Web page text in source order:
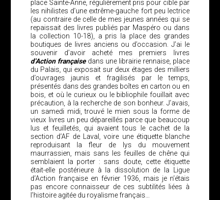
place Sainte-Anne, régulièrement pris pour cible par
les nihilistes d’une extrême-gauche fort peu lectrice
(au contraire de celle de mes jeunes années qui se
repaissait des livres publiés par Maspéro ou dans
la collection 10-18), a pris la place des grandes
boutiques de livres anciens ou d’occasion. J’ai le
souvenir d’avoir acheté mes premiers livres
d’Action françaisedans une librairie rennaise, place
du Palais, qui exposait sur deux étages des milliers
d’ouvrages jaunis et fragilisés par le temps,
présentés dans des grandes boîtes en carton ou en
bois, et où le curieux ou le bibliophile fouillait avec
précaution, à la recherche de son bonheur. J’avais,
un samedi midi, trouvé le mien sous la forme de
vieux livres un peu dépareillés parce que beaucoup
lus et feuilletés, qui avaient tous le cachet de la
section d’AF de Laval, voire une étiquette blanche
reproduisant la fleur de lys du mouvement
maurrassien, mais sans les feuilles de chêne qui
semblaient la porter : sans doute, cette étiquette
était-elle postérieure à la dissolution de la Ligue
d’Action française en février 1936, mais je n’étais
pas encore connaisseur de ces subtilités liées à
l’histoire agitée du royalisme français…